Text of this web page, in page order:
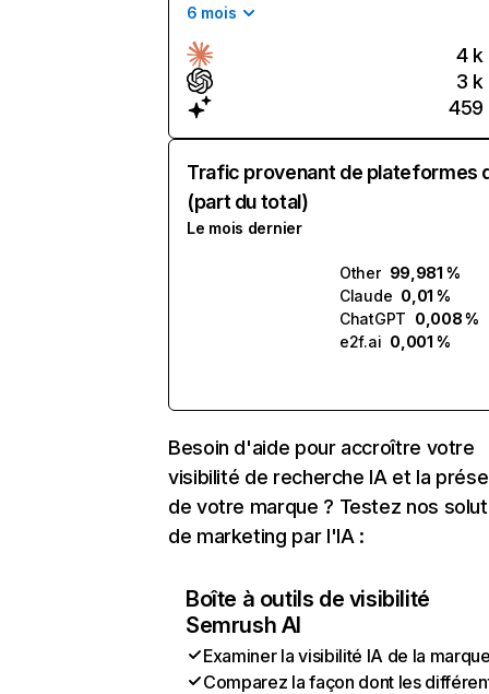
6 mois
4 k
3 k
459
Trafic provenant de plateformes
(part du total)
Le mois dernier
Other 99,981 %
Claude 0,01 %
ChatGPT 0,008 %
e2f.ai 0,001 %
Besoin d'aide pour accroître votre
visibilité de recherche IA et la
de votre marque ? Testez nos
de marketing par l'IA :
Boîte à outils de visibilité
Semrush AI
Examiner la visibilité IA de la
Comparez la façon dont les